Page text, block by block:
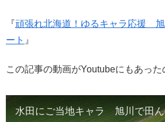
『頑張れ北海道！ゆるキャラ応援
ート 』
この記事の動画がYoutubeにもあった